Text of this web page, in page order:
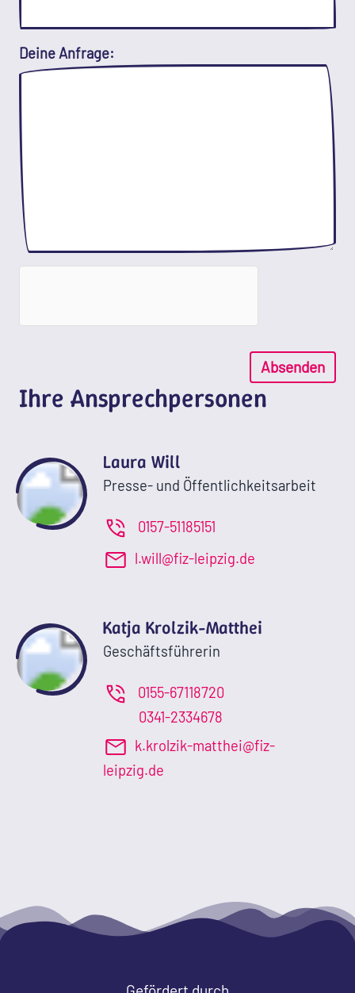
Deine Anfrage:
Absenden
Ihre Ansprechpersonen
Laura Will
Presse- und Öffentlichkeitsarbeit
0157-51185151
l.will@fiz-leipzig.de
Katja Krolzik-Matthei
Geschäftsführerin
0155-67118720
0341-2334678
k.krolzik-matthei@fiz-
leipzig.de